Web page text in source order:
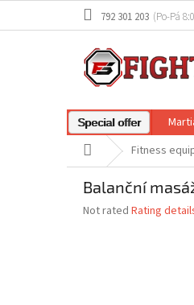
792 301 203
Special offer
Home Fitness
Balanční
The
Not rated Rating